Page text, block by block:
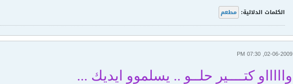
الكلمات الدلالية: مطعم
02-06-2009, 07:30 PM
واااااو كتــــير حلــو .. يسلموو ايديك ...